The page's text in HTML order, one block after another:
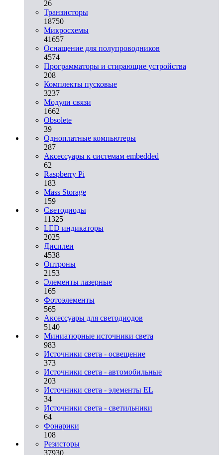
26
Транзисторы
18750
Микросхемы
41657
Оснащение для полупроводников
4574
Программаторы и стирающие устройства
208
Комплекты пусковые
3237
Модули связи
1662
Obsolete
39
Одноплатные компьютеры
287
Аксессуары к системам embedded
62
Raspberry Pi
183
Mass Storage
159
Светодиоды
11325
LED индикаторы
2025
Дисплеи
4538
Оптроны
2153
Элементы лазерные
165
Фотоэлементы
565
Аксессуары для светодиодов
5140
Миниатюрные источники света
983
Источники света - освещение
373
Источники света - автомобильные
203
Источники света - элементы EL
34
Источники света - светильники
64
Фонарики
108
Резисторы
37930